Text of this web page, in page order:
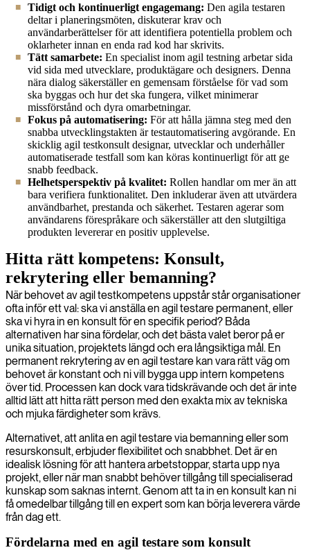
Tidigt och kontinuerligt engagemang: Den agila testaren
deltar i planeringsmöten, diskuterar krav och
användarberättelser för att identifiera potentiella problem och
oklarheter innan en enda rad kod har skrivits.
Tätt samarbete: En specialist inom agil testning arbetar sida
vid sida med utvecklare, produktägare och designers. Denna
nära dialog säkerställer en gemensam förståelse för vad som
ska byggas och hur det ska fungera, vilket minimerar
missförstånd och dyra omarbetningar.
Fokus på automatisering: För att hålla jämna steg med den
snabba utvecklingstakten är testautomatisering avgörande. En
skicklig agil testkonsult designar, utvecklar och underhåller
automatiserade testfall som kan köras kontinuerligt för att ge
snabb feedback.
Helhetsperspektiv på kvalitet: Rollen handlar om mer än att
bara verifiera funktionalitet. Den inkluderar även att utvärdera
användbarhet, prestanda och säkerhet. Testaren agerar som
användarens förespråkare och säkerställer att den slutgiltiga
produkten levererar en positiv upplevelse.
Hitta rätt kompetens: Konsult,
rekrytering eller bemanning?
När behovet av agil testkompetens uppstår står organisationer
ofta inför ett val: ska vi anställa en agil testare permanent, eller
ska vi hyra in en konsult för en specifik period? Båda
alternativen har sina fördelar, och det bästa valet beror på er
unika situation, projektets längd och era långsiktiga mål. En
permanent rekrytering av en agil testare kan vara rätt väg om
behovet är konstant och ni vill bygga upp intern kompetens
över tid. Processen kan dock vara tidskrävande och det är inte
alltid lätt att hitta rätt person med den exakta mix av tekniska
och mjuka färdigheter som krävs.
Alternativet, att anlita en agil testare via bemanning eller som
resurskonsult, erbjuder flexibilitet och snabbhet. Det är en
idealisk lösning för att hantera arbetstoppar, starta upp nya
projekt, eller när man snabbt behöver tillgång till specialiserad
kunskap som saknas internt. Genom att ta in en konsult kan ni
få omedelbar tillgång till en expert som kan börja leverera värde
från dag ett.
Fördelarna med en agil testare som konsult